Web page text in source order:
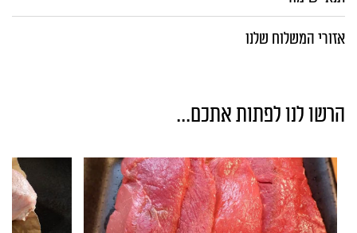
אזורי המשלוח שלנו
הרשו לנו לפתות אתכם...